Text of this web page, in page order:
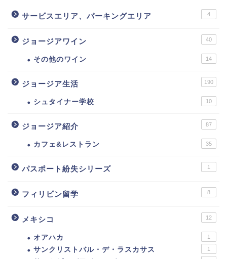
サービスエリア、パーキングエリア 4
ジョージアワイン 40
その他のワイン 14
ジョージア生活 190
シュタイナー学校 10
ジョージア紹介 87
カフェ&レストラン 35
パスポート紛失シリーズ 1
フィリピン留学 8
メキシコ 12
オアハカ 1
サンクリストバル・デ・ラスカサス 1